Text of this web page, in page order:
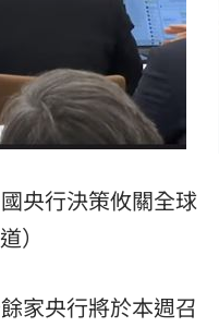
央行決策攸關全球
）
家央行將於本週召